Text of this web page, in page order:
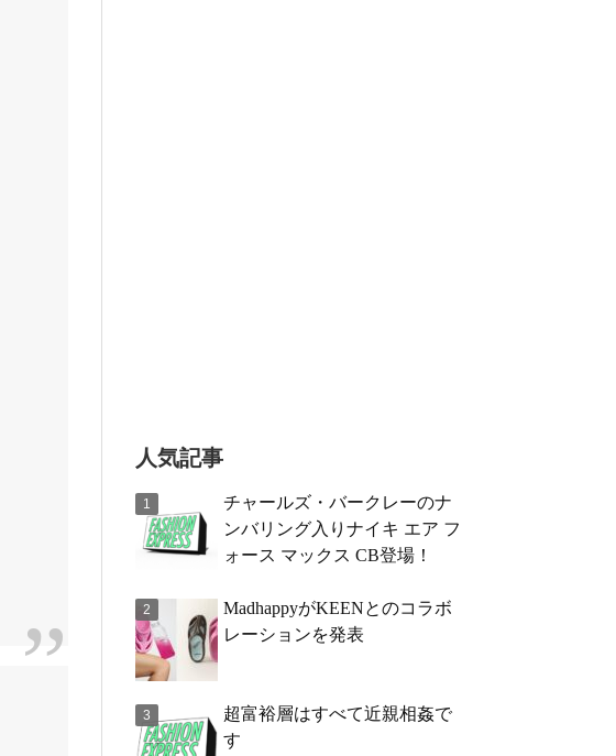
人気記事
チャールズ・バークレーのナ
ンバリング入りナイキ エア フ
ォース マックス CB登場！
MadhappyがKEENとのコラボ
レーションを発表
超富裕層はすべて近親相姦で
す